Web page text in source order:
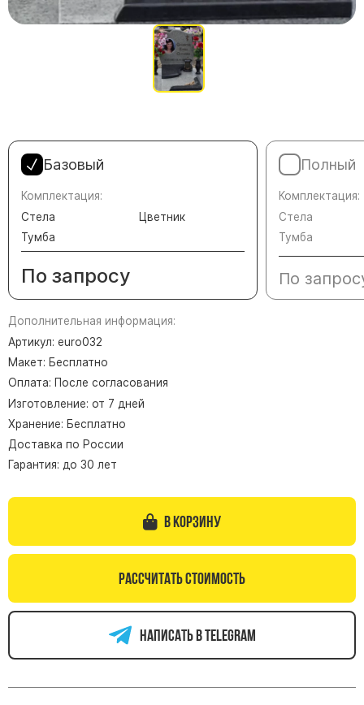
Памятники "Клипарт"
Семейные памятники ( памятники на двоих )
Памятники в форме креста
Зеркальные памятники
Памятники красно-черные
Памятники зеленые
Памятники из гранита Возрождение
Памятники из гранита Гранатовый Амфиболит
Памятники из гранита Балтик Грин
Памятники из гранита Мансуровский
Памятники из гранита Масловский
Памятники из гранита Токовский
Памятники из гранита Капустинский
Базовый
Комплектация:
Стела
Тумба
Цветник
По запросу
Полный
Комплектация:
Стела
Тумба
По
Дополнительная информация:
Артикул: euro032
Макет: Бесплатно
Оплата: После согласования
Изготовление: от 7 дней
Хранение: Бесплатно
Доставка по России
Гарантия: до 30 лет
В корзину
Рассчитать стоимость
Написать в telegram